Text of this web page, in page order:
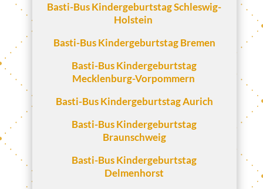
Basti-Bus Kindergeburtstag Schleswig-
Holstein
Basti-Bus Kindergeburtstag Bremen
Basti-Bus Kindergeburtstag
Mecklenburg-Vorpommern
Basti-Bus Kindergeburtstag Aurich
Basti-Bus Kindergeburtstag
Braunschweig
Basti-Bus Kindergeburtstag
Delmenhorst